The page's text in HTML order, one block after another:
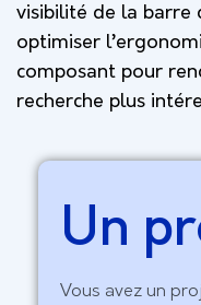
visibilité de la barre
optimiser
composant pour
recherche plus
Un
Vous avez un